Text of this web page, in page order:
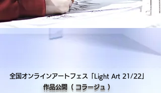
全国オンラインアートフェス「Light Art 21/22」
作品公開（ コラージュ ）